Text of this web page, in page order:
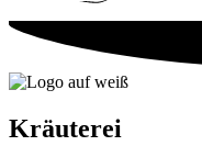
Kräuterei